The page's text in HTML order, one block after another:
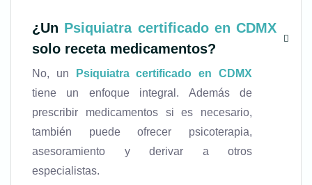
¿Un Psiquiatra certificado en CDMX
solo receta medicamentos?
No, un
Psiquiatra certificado en CDMX
tiene un enfoque integral. Además de
prescribir medicamentos si es necesario,
también puede ofrecer psicoterapia,
asesoramiento y derivar a otros
especialistas.